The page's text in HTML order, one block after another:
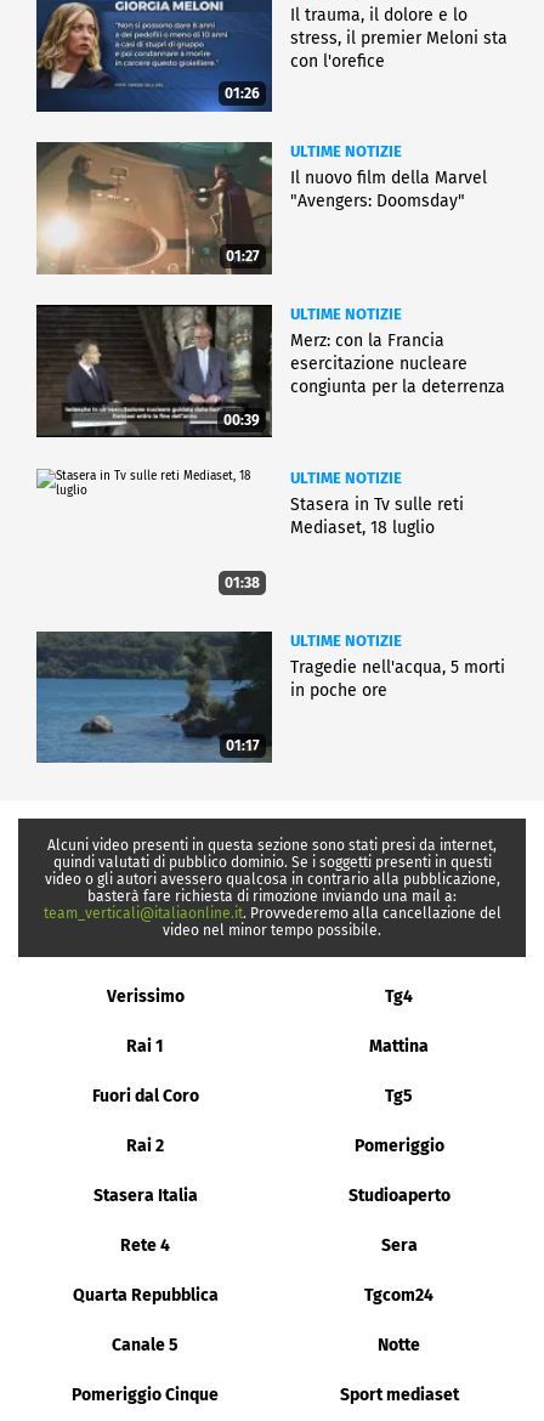
01:26
Il trauma, il dolore e lo
stress, il premier Meloni sta
con l'orefice
01:27
ULTIME NOTIZIE
Il nuovo film della Marvel
"Avengers: Doomsday"
00:39
ULTIME NOTIZIE
Merz: con la Francia
esercitazione nucleare
congiunta per la deterrenza
01:38
ULTIME NOTIZIE
Stasera in Tv sulle reti
Mediaset, 18 luglio
01:17
ULTIME NOTIZIE
Tragedie nell'acqua, 5 morti
in poche ore
Alcuni video presenti in questa sezione sono stati presi da internet,
quindi valutati di pubblico dominio. Se i soggetti presenti in questi
video o gli autori avessero qualcosa in contrario alla pubblicazione,
basterà fare richiesta di rimozione inviando una mail a:
team_verticali@italiaonline.it. Provvederemo alla cancellazione del
video nel minor tempo possibile.
Verissimo Tg4
Rai 1 Mattina
Fuori dal Coro Tg5
Rai 2 Pomeriggio
Stasera Italia Studioaperto
Rete 4 Sera
Quarta Repubblica Tgcom24
Canale 5 Notte
Pomeriggio Cinque Sport mediaset